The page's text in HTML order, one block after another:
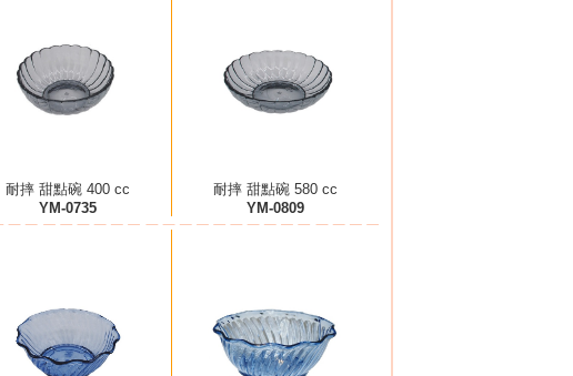
耐摔 甜點碗 400 cc
YM-0735
耐摔 甜點碗 580 cc
YM-0809